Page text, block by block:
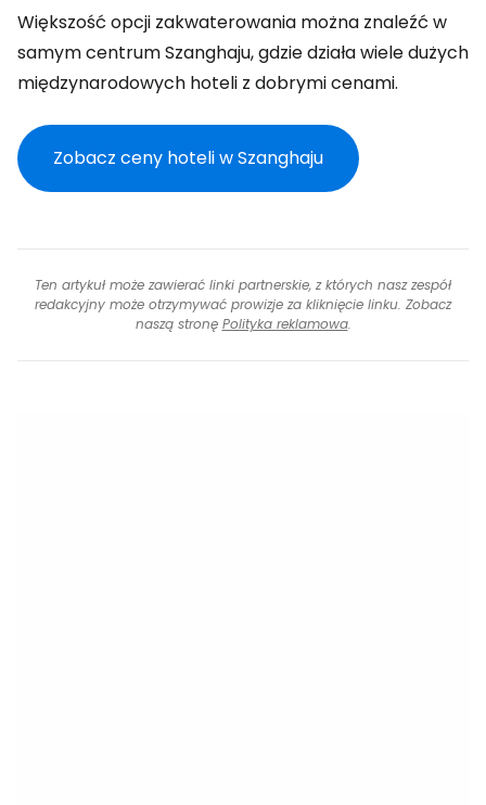
Większość opcji zakwaterowania można znaleźć w
samym centrum Szanghaju, gdzie działa wiele dużych
międzynarodowych hoteli z dobrymi cenami.
Zobacz ceny hoteli w Szanghaju
Ten artykuł może zawierać linki partnerskie, z których nasz zespół
redakcyjny może otrzymywać prowizje za kliknięcie linku. Zobacz
naszą stronę Polityka reklamowa.